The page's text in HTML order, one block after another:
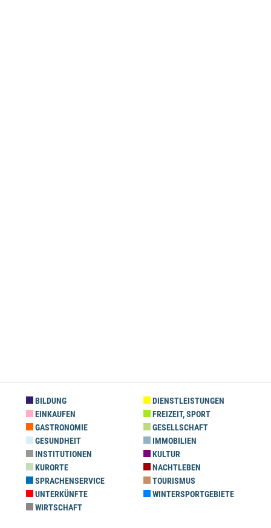
BILDUNG
DIENSTLEISTUNGEN
EINKAUFEN
FREIZEIT, SPORT
GASTRONOMIE
GESELLSCHAFT
GESUNDHEIT
IMMOBILIEN
INSTITUTIONEN
KULTUR
KURORTE
NACHTLEBEN
SPRACHENSERVICE
TOURISMUS
UNTERKÜNFTE
WINTERSPORTGEBIETE
WIRTSCHAFT